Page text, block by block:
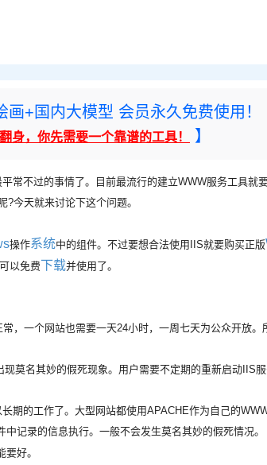
+国内大模型 会员永久免费使用！
身，你先需要一个靠谱的工具！ 】
常不过的事情了。目前最流行的建立WWW服务工具就
今天就来讨论下这个问题。
操作系统中的组件。不过要想合法使用IIS就要购买正版
以免费下载并使用了。
一个网站也需要一天24小时，一周七天为公众开放。
名其妙的假死现象。用户需要不定期的重新启动IIS服
的工作了。大型网站都使用APACHE作为自己的
记录的信息执行。一般不会发生莫名其妙的假死情况。
好。